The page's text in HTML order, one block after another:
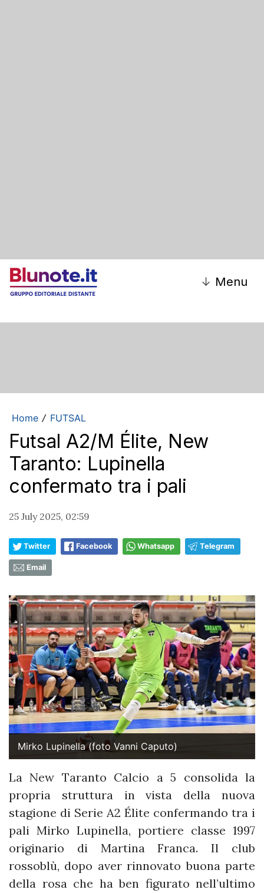
↓ Menu
Home / FUTSAL
Futsal A2/M Élite, New
Taranto: Lupinella
confermato tra i pali
25 July 2025, 02:59
Twitter Facebook Whatsapp Telegram
Email
Mirko Lupinella (foto Vanni Caputo)
La New Taranto Calcio a 5 consolida la
propria struttura in vista della nuova
stagione di Serie A2 Élite confermando tra i
pali Mirko Lupinella, portiere classe 1997
originario di Martina Franca. Il club
rossoblù, dopo aver rinnovato buona parte
della rosa che ha ben figurato nell’ultimo